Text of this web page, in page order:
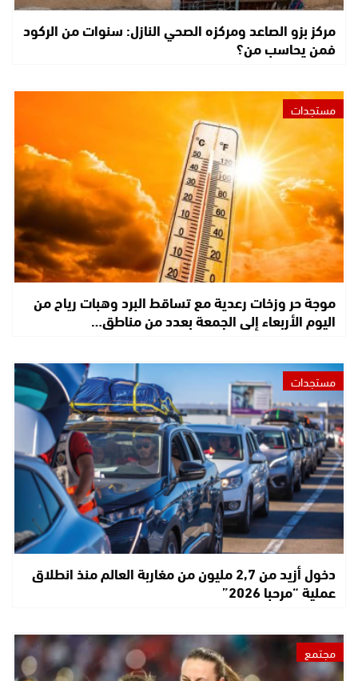
مركز بزو الصاعد ومركزه الصحي النازل: سنوات من الركود
فمن يحاسب من؟
مستجدات
موجة حر وزخات رعدية مع تساقط البرد وهبات رياح من
اليوم الأربعاء إلى الجمعة بعدد من مناطق…
مستجدات
دخول أزيد من 2,7 مليون من مغاربة العالم منذ انطلاق
عملية “مرحبا 2026”
مجتمع